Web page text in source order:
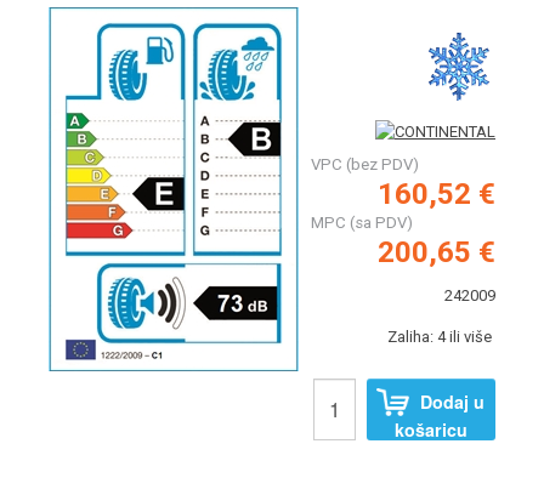
VPC (bez PDV)
160,52 €
MPC (sa PDV)
200,65 €
242009
Zaliha: 4 ili više
Dodaj u
košaricu